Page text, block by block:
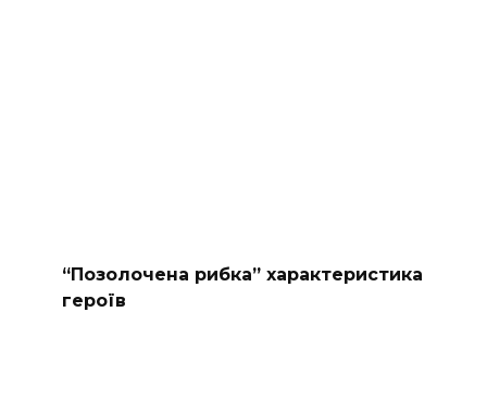
“Позолочена рибка” характеристика
героїв